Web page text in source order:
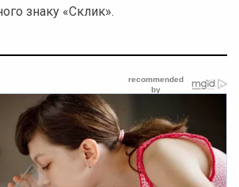
знаку «Склик».